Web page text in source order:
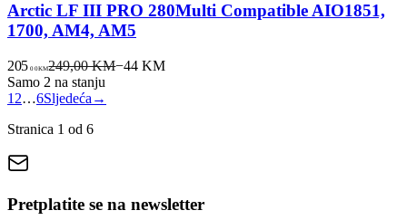
Arctic LF III PRO 280Multi Compatible AIO1851,
1700, AM4, AM5
205 00KM249,00 KM−44 KM
Samo 2 na stanju
1 2…6Sljedeća →
Stranica 1 od 6
Pretplatite se na newsletter